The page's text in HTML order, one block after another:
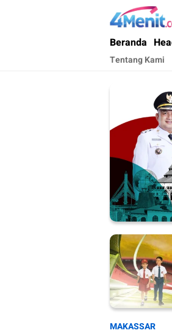
4menit.com
Mengungkap
Beranda
Tentang Kami
MAKASSAR